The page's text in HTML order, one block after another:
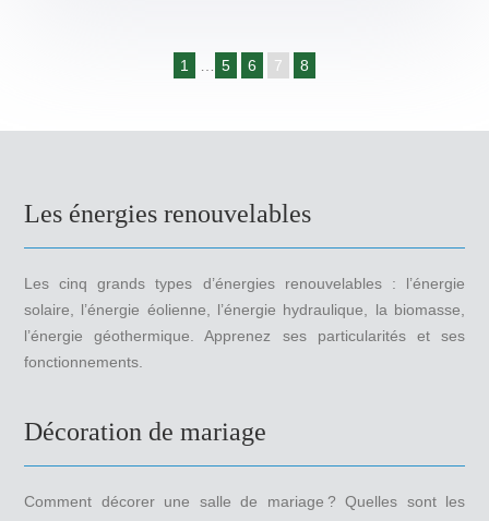
1 5 6 7 8
Les énergies renouvelables
Les cinq grands types d’énergies renouvelables : l’énergie
solaire, l’énergie éolienne, l’énergie hydraulique, la biomasse,
l’énergie géothermique. Apprenez ses particularités et ses
fonctionnements.
Décoration de mariage
Comment décorer une salle de mariage ? Quelles sont les